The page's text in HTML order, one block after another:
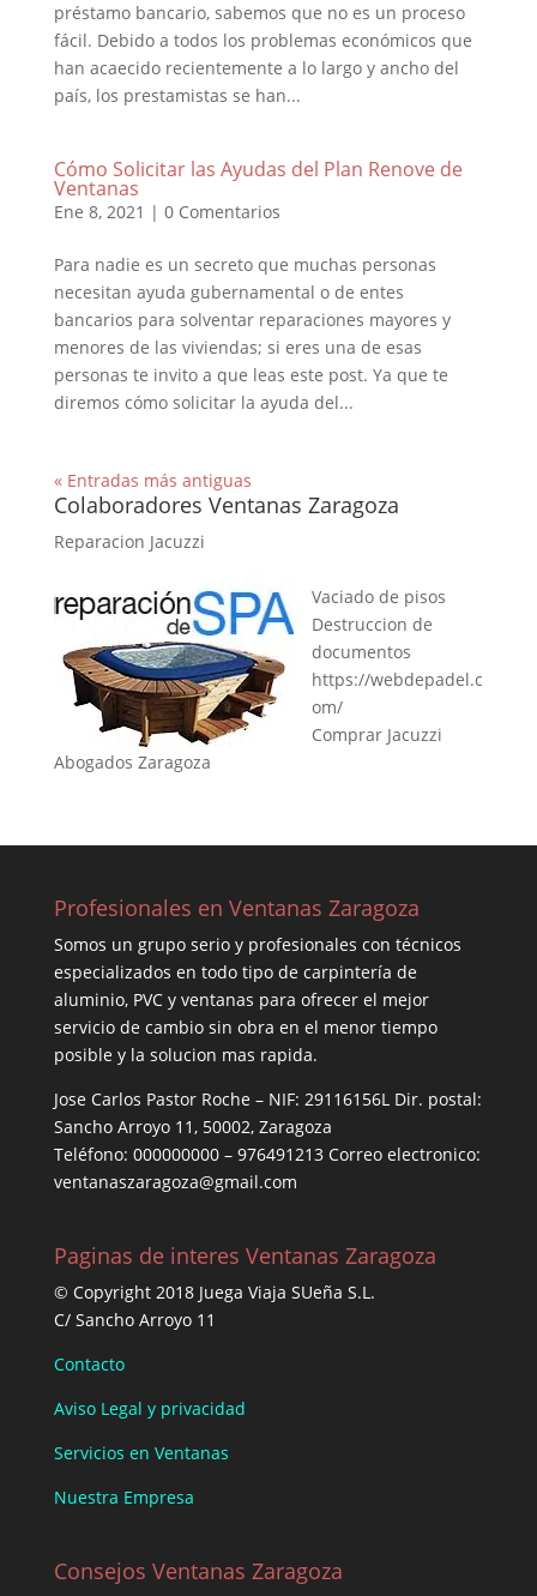
préstamo bancario, sabemos que no es un proceso
fácil. Debido a todos los problemas económicos que
han acaecido recientemente a lo largo y ancho del
país, los prestamistas se han...
Cómo Solicitar las Ayudas del Plan Renove de
Ventanas
Ene 8, 2021 | 0 Comentarios
Para nadie es un secreto que muchas personas
necesitan ayuda gubernamental o de entes
bancarios para solventar reparaciones mayores y
menores de las viviendas; si eres una de esas
personas te invito a que leas este post. Ya que te
diremos cómo solicitar la ayuda del...
« Entradas más antiguas
Colaboradores Ventanas Zaragoza
Reparacion Jacuzzi
Vaciado de pisos
Destruccion de
documentos
https://webdepadel.c
om/
Comprar Jacuzzi
Abogados Zaragoza
Profesionales en Ventanas Zaragoza
Somos un grupo serio y profesionales con técnicos
especializados en todo tipo de carpintería de
aluminio, PVC y ventanas para ofrecer el mejor
servicio de cambio sin obra en el menor tiempo
posible y la solucion mas rapida.
Jose Carlos Pastor Roche – NIF: 29116156L Dir. postal:
Sancho Arroyo 11, 50002, Zaragoza
Teléfono: 000000000 – 976491213 Correo electronico:
ventanaszaragoza@gmail.com
Paginas de interes Ventanas Zaragoza
© Copyright 2018 Juega Viaja SUeña S.L.
C/ Sancho Arroyo 11
Contacto
Aviso Legal y privacidad
Servicios en Ventanas
Nuestra Empresa
Consejos Ventanas Zaragoza